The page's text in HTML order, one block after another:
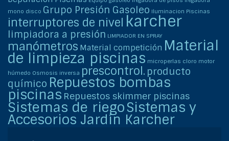
mono disco Grupo Presión Gasoleo Iluminacion Piscinas
interruptores de nivel karcher
limpiadora a presión LIMPIADOR EN SPRAY
manómetros Material competición Material
de limpieza piscinas microperlas cloro motor
húmedo Osmosis inversa prescontrol. producto
químico Repuestos bombas
piscinas Repuestos skimmer piscinas
Sistemas de riegoSistemas y
Accesorios Jardín Karcher